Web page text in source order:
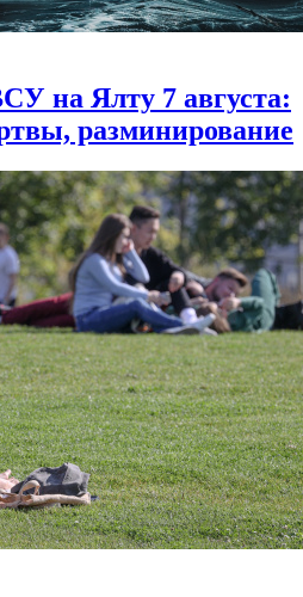
на Ялту 7 августа:
разминирование